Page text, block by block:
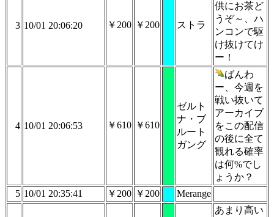
3 10/01 20:06:20 ￥200 ￥200 ストラ
供にお茶ど
うぞ～、ハ
ンコンで駆
け抜けてけ
ー！
4 10/01 20:06:53 ￥610 ￥610
ゼルト
ナ・ブ
ルート
ガング
ばんわ
ー、今週を
戦い抜いて
アーカイブ
をこの配信
の後に全て
観れる確率
は何%でし
ょうか？
5 10/01 20:35:41 ￥200 ￥200 Merange
あまり高い